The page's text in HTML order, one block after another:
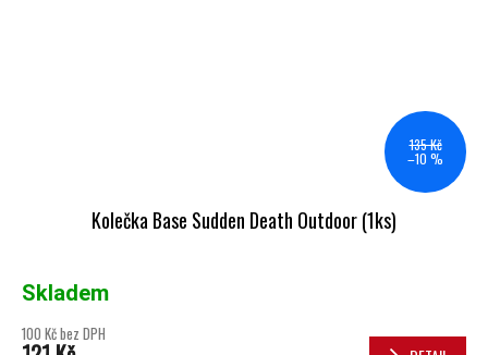
135 Kč
–10 %
Kolečka Base Sudden Death Outdoor (1ks)
Skladem
100 Kč bez DPH